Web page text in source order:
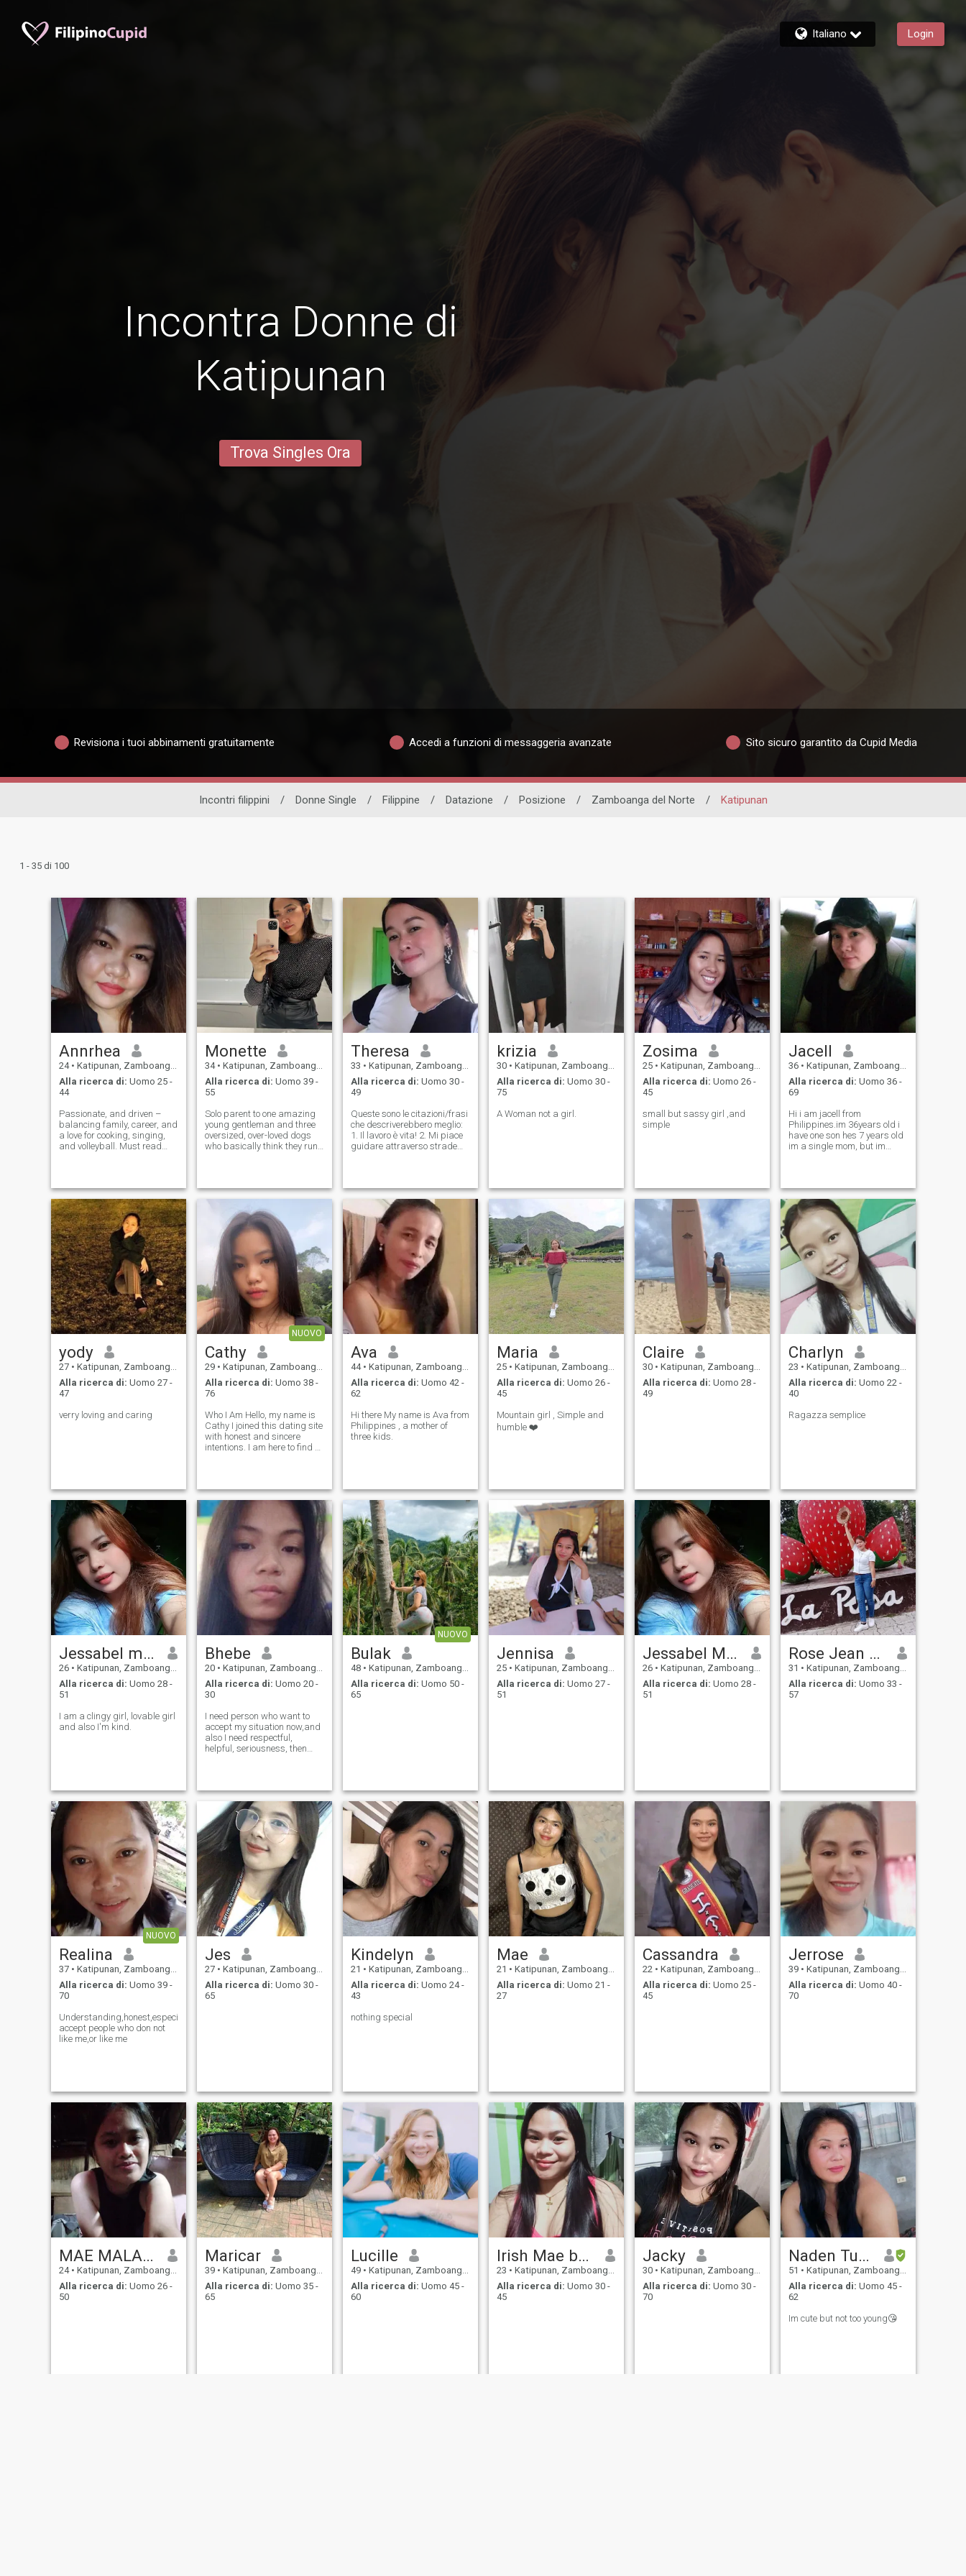
Italiano Login
Incontra Donne di
Katipunan
Trova Singles Ora
Revisiona i tuoi abbinamenti gratuitamente Accedi a funzioni di messaggeria avanzate Sito sicuro garantito da Cupid Media
Incontri filippini / Donne Single / Filippine / Datazione / Posizione / Zamboanga del Norte / Katipunan
1 - 35 di 100
Annrhea
24 • Katipunan, Zamboanga del Norte, Filippine
Alla ricerca di: Uomo 25 -
44
Passionate, and driven –
balancing family, career, and
a love for cooking, singing,
and volleyball. Must read
marriage. I'm serious, loving,
and I don't wanna play
around. I
Monette
34 • Katipunan, Zamboanga del Norte, Filippine
Alla ricerca di: Uomo 39 -
55
Solo parent to one amazing
young gentleman and three
oversized, over-loved dogs
who basically think they run
furry coworkers. I find joy in
both worlds: doing anything
Theresa
33 • Katipunan, Zamboanga del Norte, Filippine
Alla ricerca di: Uomo 30 -
49
Queste sono le citazioni/frasi
che descriverebbero meglio:
1. Il lavoro è vita! 2. Mi piace
guidare attraverso strade
di una vita stravagante per
essere felice :) la vita è
semplice. Mi piace così. 4..
Sono una ragazza. Io non
fumo. Io non bevo. Non faccio
festa ogni fine settimana.
Non indosso trucco di circa 5
cm. 5. Una singola bugia
scoperta è sufficiente a
creare dubbi in ogni verità
espressa. 6. “Non conosco
una persona perfetta.
Conosco solo persone
imperfette che meritano
John Green 7. La famiglia
non è una cosa importante. E'
tutto. - Michael J. Fox 8.
Hanno detto che sono una
persona noiosa. Forse lo
lol. 9. Sono una persona
molto orientata agli obiettivi.
10. Sono FEDELE e desidero
krizia
30 • Katipunan, Zamboanga del Norte, Filippine
Alla ricerca di: Uomo 30 -
75
A Woman not a girl.
Zosima
25 • Katipunan, Zamboanga del Norte, Filippine
Alla ricerca di: Uomo 26 -
45
small but sassy girl ,and
simple
Jacell
36 • Katipunan, Zamboanga del Norte, Filippine
Alla ricerca di: Uomo 36 -
69
Hi i am jacell from
Philippines.im 36years old i
have one son hes 7 years old
im a single mom, but im
yody
27 • Katipunan, Zamboanga del Norte, Filippine
Alla ricerca di: Uomo 27 -
47
verry loving and caring
NUOVO
Cathy
29 • Katipunan, Zamboanga del Norte, Filippine
Alla ricerca di: Uomo 38 -
76
Who I Am Hello, my name is
Cathy I joined this dating site
with honest and sincere
intentions. I am here to find a
and have been independent
for many years. I ha
Ava
44 • Katipunan, Zamboanga del Norte, Filippine
Alla ricerca di: Uomo 42 -
62
Hi there My name is Ava from
Philippines , a mother of
three kids.
Maria
25 • Katipunan, Zamboanga del Norte, Filippine
Alla ricerca di: Uomo 26 -
45
Mountain girl , Simple and
humble ❤️
Claire
30 • Katipunan, Zamboanga del Norte, Filippine
Alla ricerca di: Uomo 28 -
49
Charlyn
23 • Katipunan, Zamboanga del Norte, Filippine
Alla ricerca di: Uomo 22 -
40
Ragazza semplice
Jessabel mucas
26 • Katipunan, Zamboanga del Norte, Filippine
Alla ricerca di: Uomo 28 -
51
I am a clingy girl, lovable girl
and also I'm kind.
Bhebe
20 • Katipunan, Zamboanga del Norte, Filippine
Alla ricerca di: Uomo 20 -
30
I need person who want to
accept my situation now,and
also I need respectful,
helpful, seriousness, then
NUOVO
Bulak
48 • Katipunan, Zamboanga del Norte, Filippine
Alla ricerca di: Uomo 50 -
65
Jennisa
25 • Katipunan, Zamboanga del Norte, Filippine
Alla ricerca di: Uomo 27 -
51
Jessabel Mucas
26 • Katipunan, Zamboanga del Norte, Filippine
Alla ricerca di: Uomo 28 -
51
Rose Jean Paalisbo
31 • Katipunan, Zamboanga del Norte, Filippine
Alla ricerca di: Uomo 33 -
57
NUOVO
Realina
37 • Katipunan, Zamboanga del Norte, Filippine
Alla ricerca di: Uomo 39 -
70
Understanding,honest,especially
accept people who don not
like me,or like me
Jes
27 • Katipunan, Zamboanga del Norte, Filippine
Alla ricerca di: Uomo 30 -
65
Kindelyn
21 • Katipunan, Zamboanga del Norte, Filippine
Alla ricerca di: Uomo 24 -
43
nothing special
Mae
21 • Katipunan, Zamboanga del Norte, Filippine
Alla ricerca di: Uomo 21 -
27
Cassandra
22 • Katipunan, Zamboanga del Norte, Filippine
Alla ricerca di: Uomo 25 -
45
Jerrose
39 • Katipunan, Zamboanga del Norte, Filippine
Alla ricerca di: Uomo 40 -
70
MAE MALANGOT
24 • Katipunan, Zamboanga del Norte, Filippine
Alla ricerca di: Uomo 26 -
50
Maricar
39 • Katipunan, Zamboanga del Norte, Filippine
Alla ricerca di: Uomo 35 -
65
Lucille
49 • Katipunan, Zamboanga del Norte, Filippine
Alla ricerca di: Uomo 45 -
60
Irish Mae balagot
23 • Katipunan, Zamboanga del Norte, Filippine
Alla ricerca di: Uomo 30 -
45
Jacky
30 • Katipunan, Zamboanga del Norte, Filippine
Alla ricerca di: Uomo 30 -
70
Naden Tubio
51 • Katipunan, Zamboanga del Norte, Filippine
Alla ricerca di: Uomo 45 -
62
Im cute but not too young😘